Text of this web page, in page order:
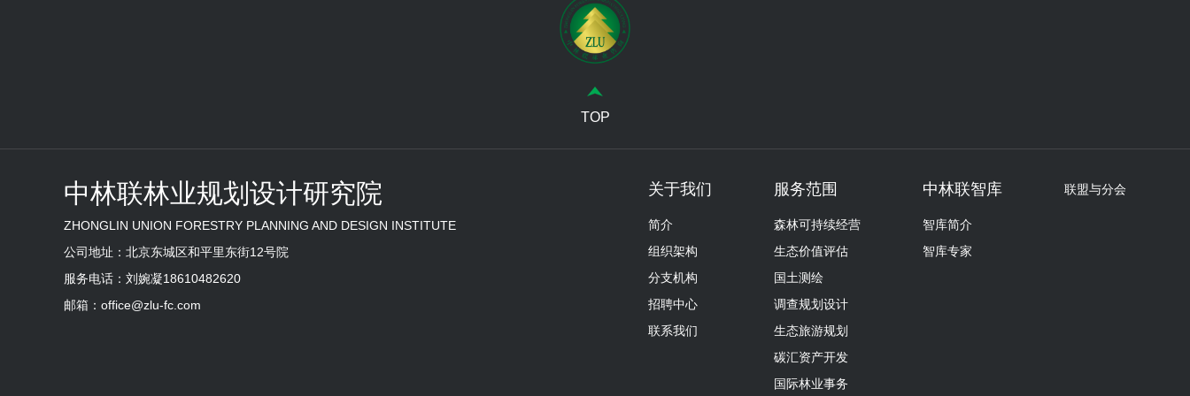
TOP
中林联林业规划设计研究院
ZHONGLIN UNION FORESTRY PLANNING AND DESIGN INSTITUTE
公司地址：北京东城区和平里东街12号院
服务电话：刘婉凝18610482620
邮箱：office@zlu-fc.com
关于我们
简介
组织架构
分支机构
招聘中心
联系我们
服务范围
森林可持续经营
生态价值评估
国土测绘
调查规划设计
生态旅游规划
碳汇资产开发
国际林业事务
中林联智库
智库简介
智库专家
联盟与分会